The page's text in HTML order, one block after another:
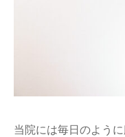
当院には毎日のよう